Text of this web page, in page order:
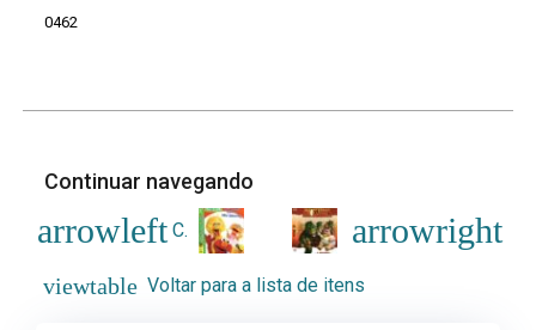
0462
Continuar navegando
Cantando com a Vila Sésamo Família Dinossauros:
Voltar para a lista de itens